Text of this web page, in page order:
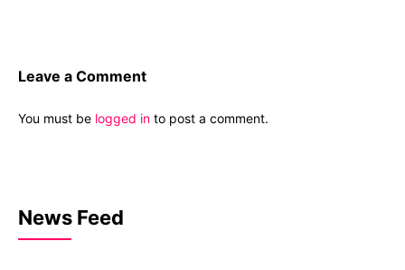
Leave a Comment
You must be logged in to post a comment.
News Feed